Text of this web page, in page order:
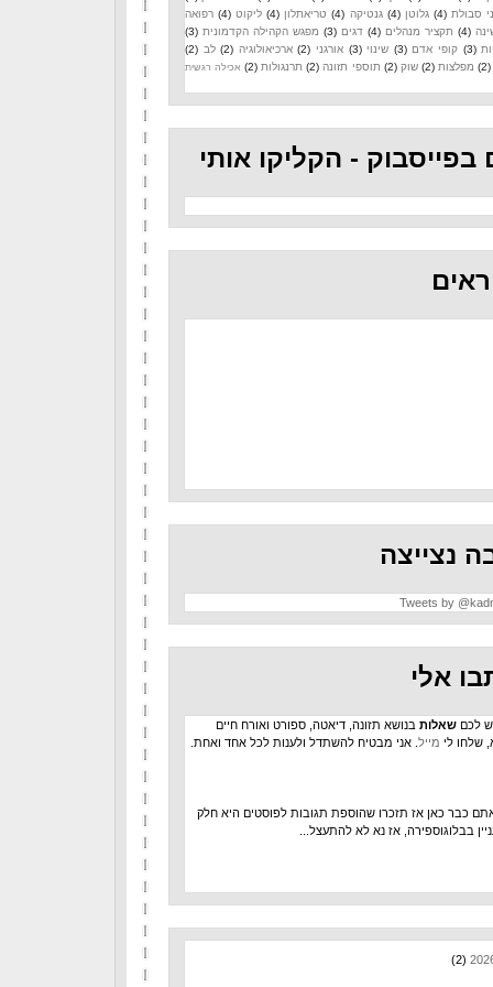
סבולת (4) גלוטן (4) גנטיקה (4) טריאתלון (4) ליקוט (4) רפואה
(4) תקציר מנהלים (4) דגים (3) מפגש הקהילה הקדמונית (3)
(3) קופי אדם (3) שינוי (3) אורגני (2) ארכיאולוגיה (2) לב (2)
(2) מפלצות (2) שוק (2) תוספי תזונה (2) תרנגולות (2) אכילה רגשית
בפייסבוק - הקליקו אותי
נצייצה
Tweets by
אלי
לכם שאלות בנושא תזונה, דיאטה, ספורט ואורח חיים
שלחו לי מייל . אני מבטיח להשתדל ולענות לכל אחד ואחת.
כבר כאן אז תזכרו שהוספת תגובות לפוסטים היא חלק
בבלוגוספירה, אז נא לא להתעצל...
(2)